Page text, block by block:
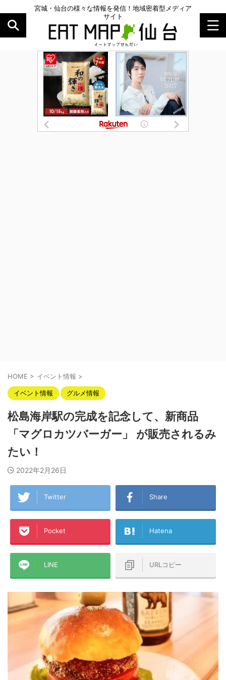
宮城・仙台の様々な情報を発信！地域密着型メディア
サイト
HOME > イベント情報 >
イベント情報 グルメ情報
松島海岸駅の完成を記念して、新商品
「マグロカツバーガー」 が販売されるみ
たい！
2022年2月26日
Twitter Share
Pocket Hatena
LINE URLコピー